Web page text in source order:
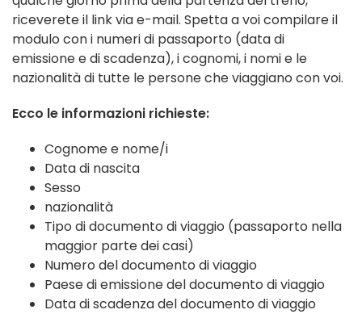
riceverete il link via e-mail. Spetta a voi compilare il
modulo con i numeri di passaporto (data di
emissione e di scadenza), i cognomi, i nomi e le
nazionalità di tutte le persone che viaggiano con voi.
Ecco le informazioni richieste:
Cognome e nome/i
Data di nascita
Sesso
nazionalità
Tipo di documento di viaggio (passaporto nella
maggior parte dei casi)
Numero del documento di viaggio
Paese di emissione del documento di viaggio
Data di scadenza del documento di viaggio